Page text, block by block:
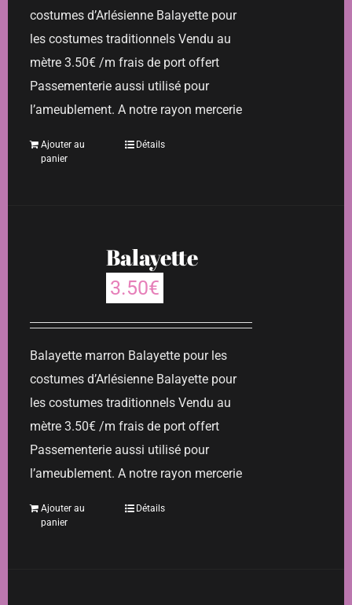
costumes d’Arlésienne Balayette pour
les costumes traditionnels Vendu au
mètre 3.50€ /m frais de port offert
Passementerie aussi utilisé pour
l’ameublement. A notre rayon mercerie
Ajouter au
panier
Détails
Balayette
3.50€
Balayette marron Balayette pour les
costumes d’Arlésienne Balayette pour
les costumes traditionnels Vendu au
mètre 3.50€ /m frais de port offert
Passementerie aussi utilisé pour
l’ameublement. A notre rayon mercerie
Ajouter au
panier
Détails